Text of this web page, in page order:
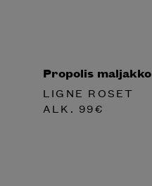
Propolis maljakko
LIGNE ROSET
ALK. 99€